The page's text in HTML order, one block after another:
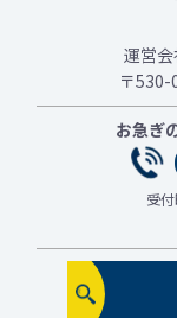
運営
〒
お急ぎ
受